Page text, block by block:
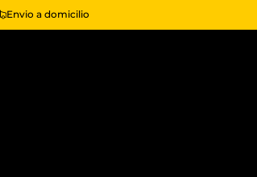
Envio a domicilio